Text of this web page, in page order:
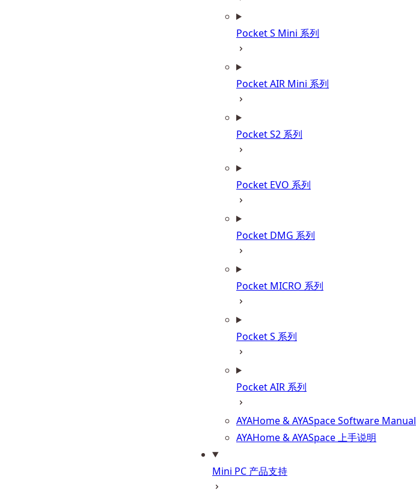
Pocket S Mini 系列
Pocket AIR Mini 系列
Pocket S2 系列
Pocket EVO 系列
Pocket DMG 系列
Pocket MICRO 系列
Pocket S 系列
Pocket AIR 系列
AYAHome & AYASpace Software Manual
AYAHome & AYASpace 上手说明
Mini PC 产品支持